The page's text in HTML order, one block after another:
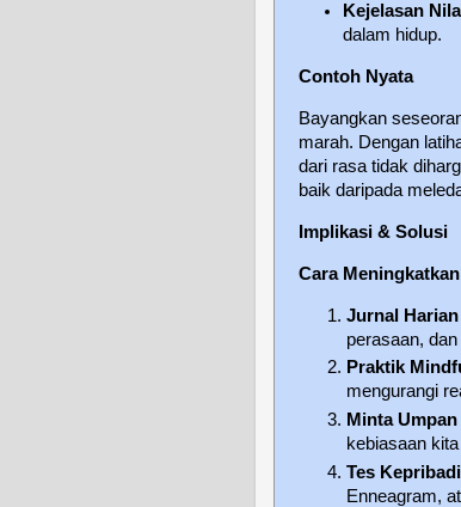
Kejelasan
dalam hidup.
Contoh Nyata
Bayangkan
marah. Dengan
dari rasa tidak
baik daripada
Implikasi & Solusi
Cara
Jurnal Harian
perasaan,
Praktik
mengurangi
Minta
kebiasaan
Tes
Enneagram,